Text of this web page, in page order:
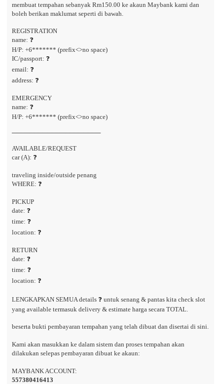
membuat tempahan sebanyak Rm150.00 ke akaun Maybank kami dan
boleh berikan maklumat seperti di bawah.
REGISTRATION
name: ❓
H/P: +6******* (prefix<>no space)
IC/passport: ❓
email: ❓
address: ❓
EMERGENCY
name: ❓
H/P: +6******* (prefix<>no space)
────────────────────
AVAILABLE/REQUEST
car (A): ❓
traveling inside/outside penang
WHERE: ❓
PICKUP
date: ❓
time: ❓
location: ❓
RETURN
date: ❓
time: ❓
location: ❓
LENGKAPKAN SEMUA details ❓ untuk senang & pantas kita check slot
yang available termasuk delivery & estimate harga secara TOTAL.
beserta bukti pembayaran tempahan yang telah dibuat dan disertai di sini.
Kami akan masukkan ke dalam sistem dan proses tempahan akan
dilakukan selepas pembayaran dibuat ke akaun:
MAYBANK ACCOUNT:
557380416413